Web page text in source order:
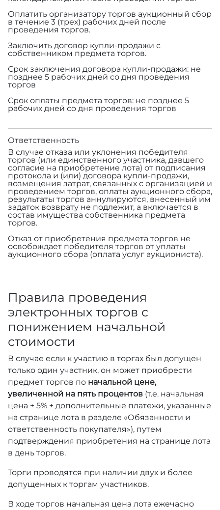
Оплатить организатору торгов аукционный сбор
в течение 3 (трех) рабочих дней после
проведения торгов.
Заключить договор купли-продажи с
собственником предмета торгов.
Срок заключения договора купли-продажи: не
позднее 5 рабочих дней со дня проведения
торгов
Срок оплаты предмета торгов: не позднее 5
рабочих дней со дня проведения торгов
Ответственность
В случае отказа или уклонения победителя
торгов (или единственного участника, давшего
согласие на приобретение лота) от подписания
протокола и (или) договора купли-продажи,
возмещения затрат, связанных с организацией и
проведением торгов, оплаты аукционного сбора,
результаты торгов аннулируются, внесенный им
задаток возврату не подлежит, а включается в
состав имущества собственника предмета
торгов.
Отказ от приобретения предмета торгов не
освобождает победителя торгов от уплаты
аукционного сбора (оплата услуг аукциониста).
Правила проведения
электронных торгов с
понижением начальной
стоимости
В случае если к участию в торгах был допущен
только один участник, он может приобрести
предмет торгов по начальной цене,
увеличенной на пять процентов (т.е. начальная
цена + 5% + дополнительные платежи, указанные
на странице лота в разделе «Обязанности и
ответственность покупателя»), путем
подтверждения приобретения на странице лота
в день торгов.
Торги проводятся при наличии двух и более
допущенных к торгам участников.
В ходе торгов начальная цена лота ежечасно